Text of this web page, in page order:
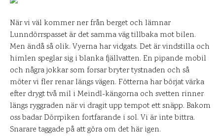
När vi väl kommer ner från berget och lämnar
Lunndörrspasset är det samma väg tillbaka mot bilen.
Men ändå så olik. Vyerna har vidgats. Det är vindstilla och
himlen speglar sig i blanka fjällvatten. En pipande mobil
och några jokkar som forsar bryter tystnaden och så
möter vi fler renar längs vägen. Fötterna har börjat värka
efter drygt två mil i Meindl-kängorna och svetten rinner
längs ryggraden när vi dragit upp tempot ett snäpp. Bakom
oss badar Dörrpiken fortfarande i sol. Vi är inte bittra.
Snarare taggade på att göra om det här igen.